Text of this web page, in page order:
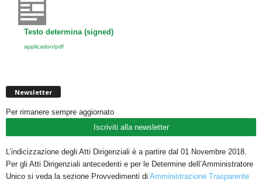
Testo determina (signed)
application/pdf
Newsletter
Per rimanere sempre aggiornato
Iscriviti alla newsletter
L’indicizzazione degli Atti Dirigenziali è a partire dal 01 Novembre 2018.
Per gli Atti Dirigenziali antecedenti e per le Determine dell’Amministratore
Unico si veda la sezione Provvedimenti di Amministrazione Trasparente